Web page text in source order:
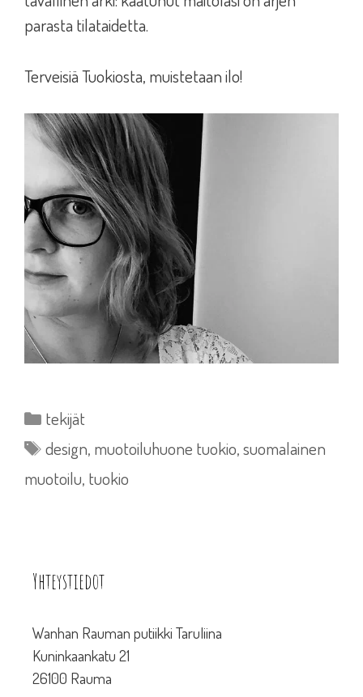
parasta tilataidetta.
Terveisiä Tuokiosta, muistetaan ilo!
Kategoriat
tekijät
Avainsanat
design, muotoiluhuone tuokio,suomalainen
muotoilu, tuokio
Yhteystiedot
Wanhan Rauman putiikki Taruliina
Kuninkaankatu 21
26100 Rauma